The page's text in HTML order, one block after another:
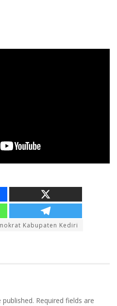
Kabupaten Kediri
Required fields are